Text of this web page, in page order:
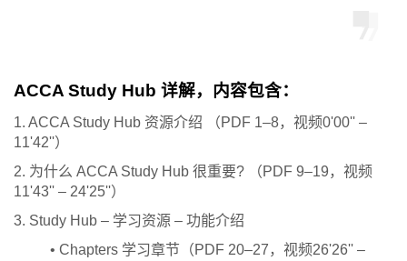
ACCA Study Hub 详解，内容包含：
1. ACCA Study Hub 资源介绍 （PDF 1–8，视频0'00'' –
11'42''）
2. 为什么 ACCA Study Hub 很重要? （PDF 9–19，视频
11'43'' – 24'25''）
3. Study Hub – 学习资源 – 功能介绍
• Chapters 学习章节（PDF 20–27，视频26'26'' –